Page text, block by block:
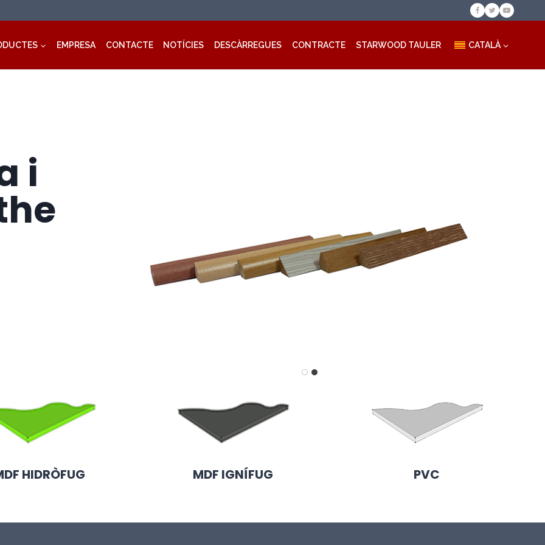
EMPRESA CONTACTE NOTÍCIES DESCÀRREGUES CONTRACTE STARWOOD TAULER CATALÀ
i
HIDRÒFUG MDF IGNÍFUG PVC